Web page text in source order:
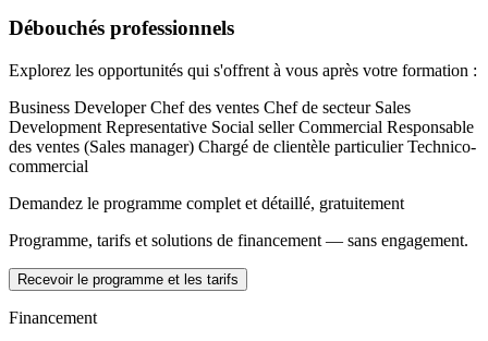
Piloter le plan d'action commercial
Budgéter un plan d'action commercial
Utiliser le plan d'action commerciale comme outil fédérateur
Prospection, négociation et développement du portefeuille client
Mettre en place un plan de prospection
Développer le portefeuille client
Réaliser des actions de prospection commerciale dans le
secteur du tourisme
Concevoir des campagnes de prospection
Mettre en oeuvre une stratégie de communication dans le
secteur touristique
Préparer et structurer sa négociation
Construire une stratégie de négociation
Comprendre les facteurs clés de succès d'une négociation
Débouchés professionnels
Explorez les opportunités qui s'offrent à vous après votre formation :
Business Developer Chef des ventes Chef de secteur Sales
Development Representative Social seller Commercial Responsable
des ventes (Sales manager) Chargé de clientèle particulier Technico-
commercial
Demandez le programme complet et détaillé, gratuitement
Programme, tarifs et solutions de financement — sans engagement.
Recevoir le programme et les tarifs
Financement